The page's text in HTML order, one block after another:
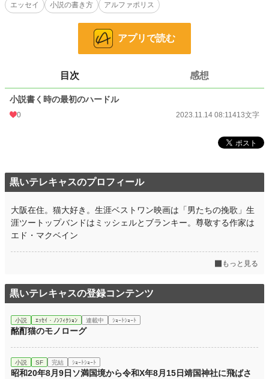
お気に入り 0
初回公開日時 2023.11.14 08:11
初回完結日時
年間ポイント 560 pt (99,720 位)
累計ポイント 3,507 pt (140,666 位)
エッセイ
小説の書き方 アルファポリス
アプリで読む
目次 感想
小説書く時の最初のハードル
0 2023.11.14 08:11413文字
黒いテレキャスのプロフィール
大阪在住。猫大好き。生涯ベストワン映画は「男たちの挽歌」生
涯ツートップバンドはミッシェルとブランキー。尊敬する作家は
エド・マクベイン
もっと見る
黒いテレキャスの登録コンテンツ
小説 ｴｯｾｲ・ﾉﾝﾌｨｸｼｮﾝ 連載中 ｼｮｰﾄｼｮｰﾄ
酩酊猫のモノローグ
小説 SF 完結 ｼｮｰﾄｼｮｰﾄ
昭和20年8月9日ソ満国境から令和X年8月15日靖国神社に飛ばさ